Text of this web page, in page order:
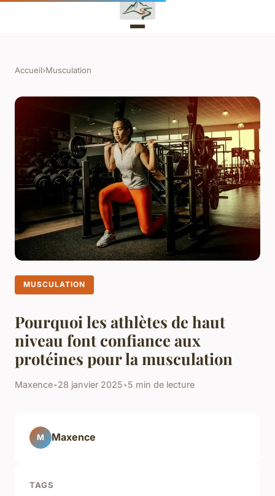
Accueil›Musculation
MUSCULATION
Pourquoi les athlètes de haut
niveau font confiance aux
protéines pour la musculation
Maxence•28 janvier 2025•5 min de lecture
M Maxence
TAGS